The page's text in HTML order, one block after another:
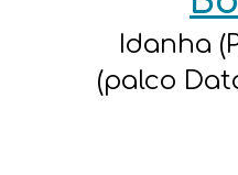
Idanha
(palco